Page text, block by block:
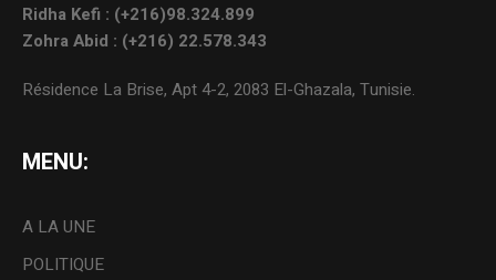
Ridha Kefi : (+216)98.324.899
Zohra Abid : (+216) 22.578.343
Résidence La Brise, Apt 4-2, 2083 El-Ghazala, Tunisie.
MENU:
A LA UNE
POLITIQUE